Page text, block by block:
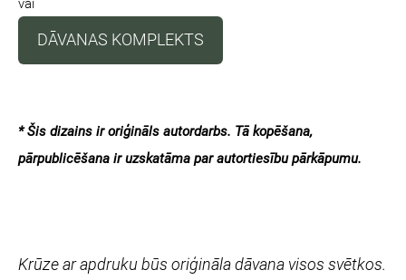
vai
DĀVANAS KOMPLEKTS
* Šis dizains ir oriģināls autordarbs. Tā kopēšana,
pārpublicēšana ir uzskatāma par autortiesību pārkāpumu.
Krūze ar apdruku būs oriģināla dāvana visos svētkos.